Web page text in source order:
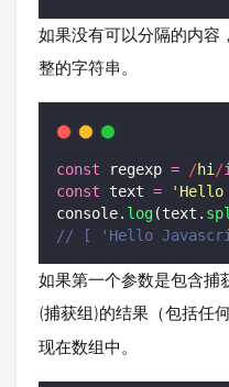
如果没有可以分隔的内容
整的字符串。
const regexp = /hi /i
const text = ' Hello
console. log(text.
// [ 'Hello
如果第一个参数是包含捕
(捕获组)的结果（包括任
现在数组中。